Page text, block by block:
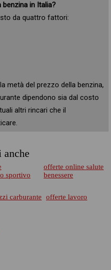
in Italia?
da quattro fattori:
metà del prezzo della benzina,
dipendono sia dal costo
altri rincari che il
anche
sportivo
offerte online salute
benessere
carburante
offerte lavoro